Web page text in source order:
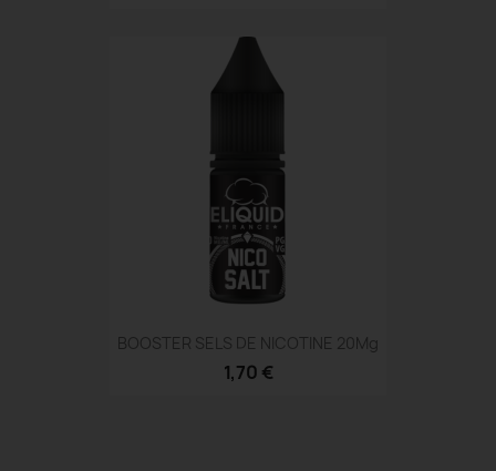
BOOSTER SELS DE NICOTINE 20Mg
1,70 €